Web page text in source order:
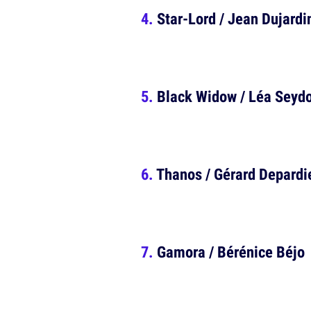
Star-Lord / Jean
Black Widow / Léa
Thanos / Gérard
Gamora / Bérénice Béjo